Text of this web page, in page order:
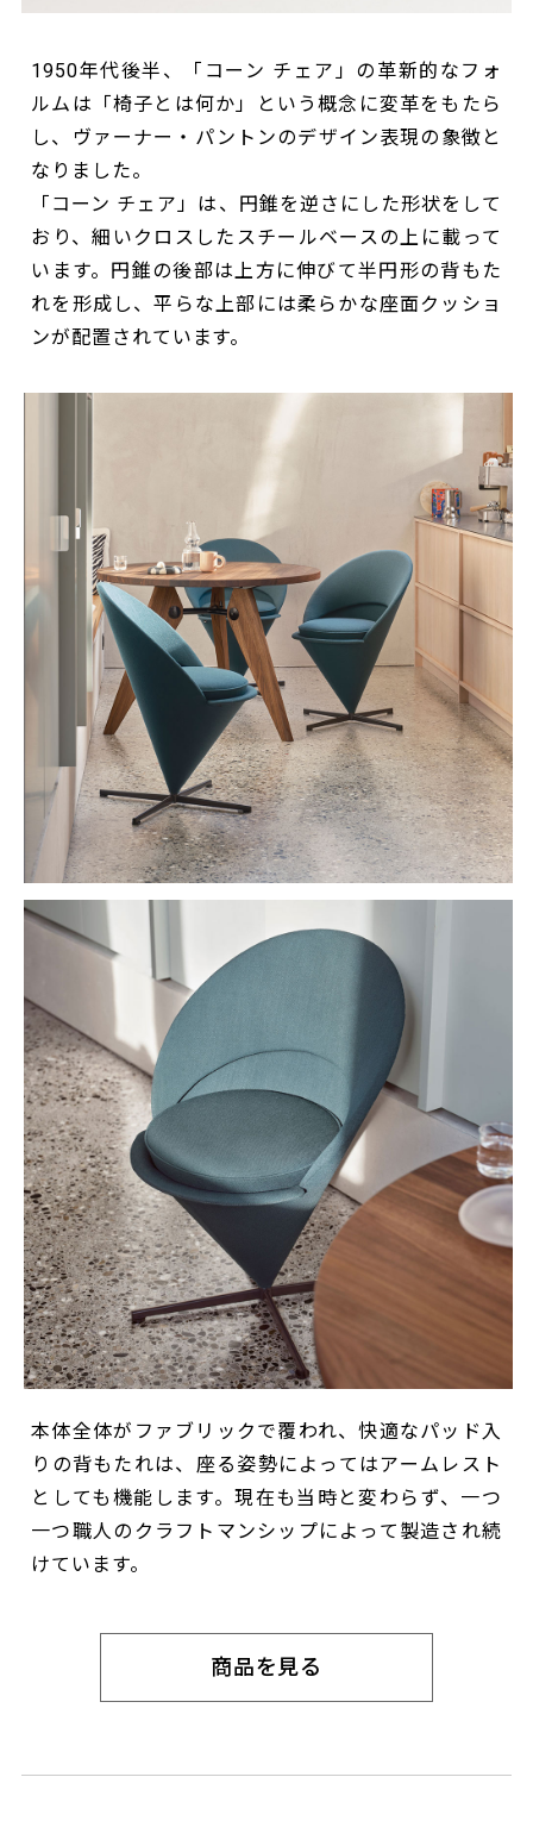
1950年代後半、「コーン チェア」の革新的なフォ
ルムは「椅子とは何か」という概念に変革をもたら
し、ヴァーナー・パントンのデザイン表現の象徴と
なりました。
「コーン チェア」は、円錐を逆さにした形状をして
おり、細いクロスしたスチールベースの上に載って
います。円錐の後部は上方に伸びて半円形の背もた
れを形成し、平らな上部には柔らかな座面クッショ
ンが配置されています。
本体全体がファブリックで覆われ、快適なパッド入
りの背もたれは、座る姿勢によってはアームレスト
としても機能します。現在も当時と変わらず、一つ
一つ職人のクラフトマンシップによって製造され続
けています。
商品を見る